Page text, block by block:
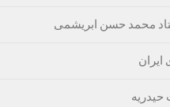
محمد حسن ابریشمی
ایران
حیدریه